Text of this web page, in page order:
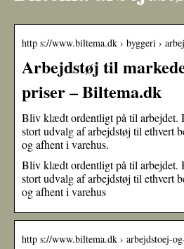
http s://www.biltema.dk › byggeri ›
Arbejdstøj til
priser – Biltema.dk
Bliv klædt ordentligt på til arbejdet.
stort udvalg af arbejdstøj til ethvert
og afhent i varehus.
Bliv klædt ordentligt på til arbejdet.
stort udvalg af arbejdstøj til ethvert
og afhent i varehus
http s://www.biltema.dk › arbejdstoej-